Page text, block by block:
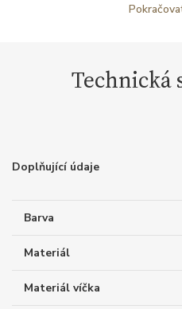
Technická
Doplňující údaje
Barva
Materiál
Materiál víčka